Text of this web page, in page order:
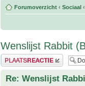
Forumoverzicht ‹ Sociaal ‹
Wenslijst Rabbit
Plaats een reactie
Re: Wenslijst